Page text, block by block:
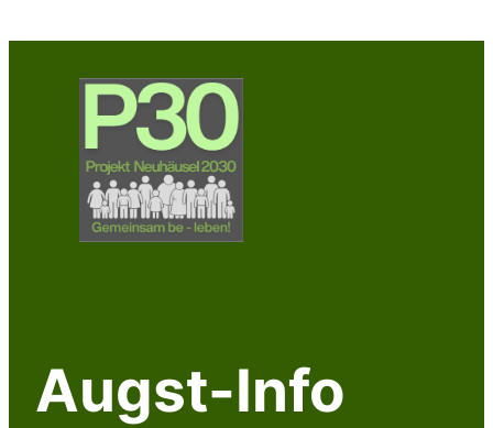
Inhalt
Augst-Info